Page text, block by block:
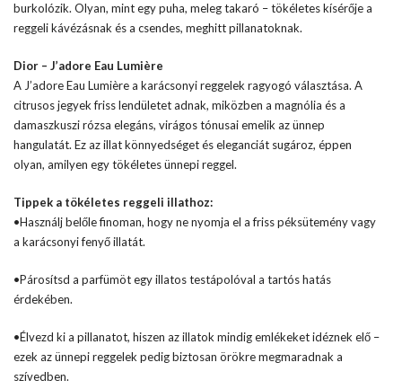
burkolózik. Olyan, mint egy puha, meleg takaró – tökéletes kísérője a
reggeli kávézásnak és a csendes, meghitt pillanatoknak.
Dior – J’adore Eau Lumière
A J’adore Eau Lumière a karácsonyi reggelek ragyogó választása. A
citrusos jegyek friss lendületet adnak, miközben a magnólia és a
damaszkuszi rózsa elegáns, virágos tónusai emelik az ünnep
hangulatát. Ez az illat könnyedséget és eleganciát sugároz, éppen
olyan, amilyen egy tökéletes ünnepi reggel.
Tippek a tökéletes reggeli illathoz:
•Használj belőle finoman, hogy ne nyomja el a friss péksütemény vagy
a karácsonyi fenyő illatát.
•Párosítsd a parfümöt egy illatos testápolóval a tartós hatás
érdekében.
•Élvezd ki a pillanatot, hiszen az illatok mindig emlékeket idéznek elő –
ezek az ünnepi reggelek pedig biztosan örökre megmaradnak a
szívedben.